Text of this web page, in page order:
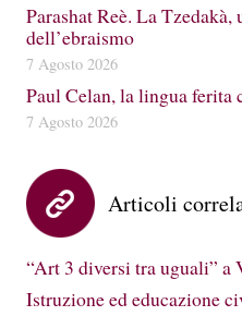
Parashat Reè. La
dell’ebraismo
7 Agosto 2026
Paul Celan, la lingua ferita
7 Agosto 2026
Articoli
“Art 3 diversi tra uguali”
Istruzione ed educazione